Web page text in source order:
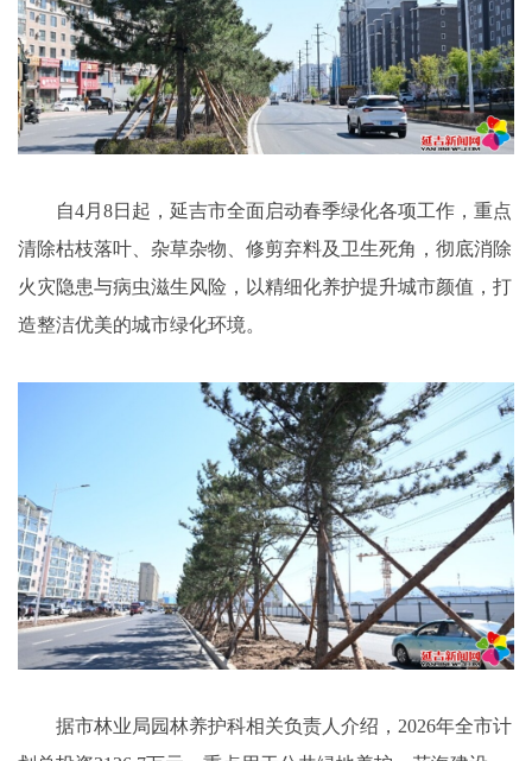
自4月8日起，延吉市全面启动春季绿化各项工作，重点
清除枯枝落叶、杂草杂物、修剪弃料及卫生死角，彻底消除
火灾隐患与病虫滋生风险，以精细化养护提升城市颜值，打
造整洁优美的城市绿化环境。
据市林业局园林养护科相关负责人介绍，2026年全市计